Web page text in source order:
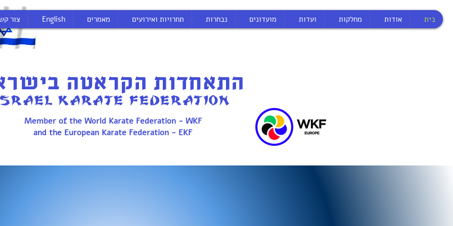
בית אודות מחלקות ועדות מועדונים נבחרות תחרויות ואירועים מאמרים English צור
התאחדות הקראטה
KARATE FEDERATION
Member of the World Karate Federation - WKF
and the European Karate Federation - EKF